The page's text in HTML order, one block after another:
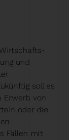
und
soll es
Erwerb von
oder die
Fällen mit